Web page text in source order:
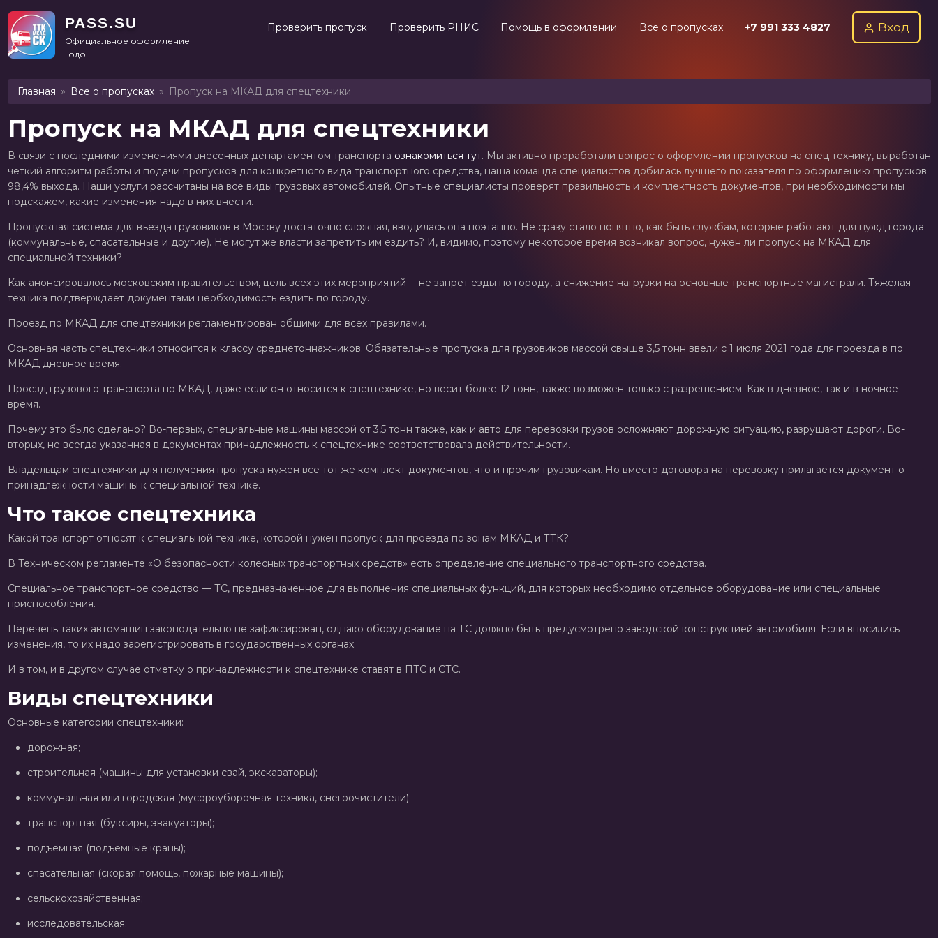
PASS.SU
Официальное оформление
Годовой от 1
Проверить пропуск Проверить РНИС Помощь в оформлении Все о пропусках +7 991 333 4827 Вход
Главная Все о пропусках Пропуск на МКАД для спецтехники
Пропуск на МКАД для спецтехники
В связи с последними изменениями внесенных департаментом транспорта ознакомиться тут. Мы активно проработали вопрос о оформлении пропусков на спец технику, выработан
четкий алгоритм работы и подачи пропусков для конкретного вида транспортного средства, наша команда специалистов добилась лучшего показателя по оформлению пропусков
98,4% выхода. Наши услуги рассчитаны на все виды грузовых автомобилей. Опытные специалисты проверят правильность и комплектность документов, при необходимости мы
подскажем, какие изменения надо в них внести.
Пропускная система для въезда грузовиков в Москву достаточно сложная, вводилась она поэтапно. Не сразу стало понятно, как быть службам, которые работают для нужд города
(коммунальные, спасательные и другие). Не могут же власти запретить им ездить? И, видимо, поэтому некоторое время возникал вопрос, нужен ли пропуск на МКАД для
специальной техники?
Как анонсировалось московским правительством, цель всех этих мероприятий —не запрет езды по городу, а снижение нагрузки на основные транспортные магистрали. Тяжелая
техника подтверждает документами необходимость ездить по городу.
Проезд по МКАД для спецтехники регламентирован общими для всех правилами.
Основная часть спецтехники относится к классу среднетоннажников. Обязательные пропуска для грузовиков массой свыше 3,5 тонн ввели с 1 июля 2021 года для проезда в по
МКАД дневное время.
Проезд грузового транспорта по МКАД, даже если он относится к спецтехнике, но весит более 12 тонн, также возможен только с разрешением. Как в дневное, так и в ночное
время.
Почему это было сделано? Во-первых, специальные машины массой от 3,5 тонн также, как и авто для перевозки грузов осложняют дорожную ситуацию, разрушают дороги. Во-
вторых, не всегда указанная в документах принадлежность к спецтехнике соответствовала действительности.
Владельцам спецтехники для получения пропуска нужен все тот же комплект документов, что и прочим грузовикам. Но вместо договора на перевозку прилагается документ о
принадлежности машины к специальной технике.
Что такое спецтехника
Какой транспорт относят к специальной технике, которой нужен пропуск для проезда по зонам МКАД и ТТК?
В Техническом регламенте «О безопасности колесных транспортных средств» есть определение специального транспортного средства.
Специальное транспортное средство — ТС, предназначенное для выполнения специальных функций, для которых необходимо отдельное оборудование или специальные
приспособления.
Перечень таких автомашин законодательно не зафиксирован, однако оборудование на ТС должно быть предусмотрено заводской конструкцией автомобиля. Если вносились
изменения, то их надо зарегистрировать в государственных органах.
И в том, и в другом случае отметку о принадлежности к спецтехнике ставят в ПТС и СТС.
Виды спецтехники
Основные категории спецтехники:
дорожная;
строительная (машины для установки свай, экскаваторы);
коммунальная или городская (мусороуборочная техника, снегоочистители);
транспортная (буксиры, эвакуаторы);
подъемная (подъемные краны);
спасательная (скорая помощь, пожарные машины);
сельскохозяйственная;
исследовательская;